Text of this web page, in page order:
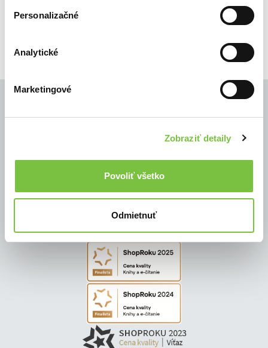
Personalizačné
Analytické
Marketingové
Zobraziť detaily
Povoliť všetko
Odmietnuť
26,70€
© Všetky práva vyhradené